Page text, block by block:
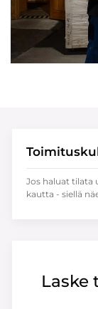
Jos haluat tilata
kautta - siellä